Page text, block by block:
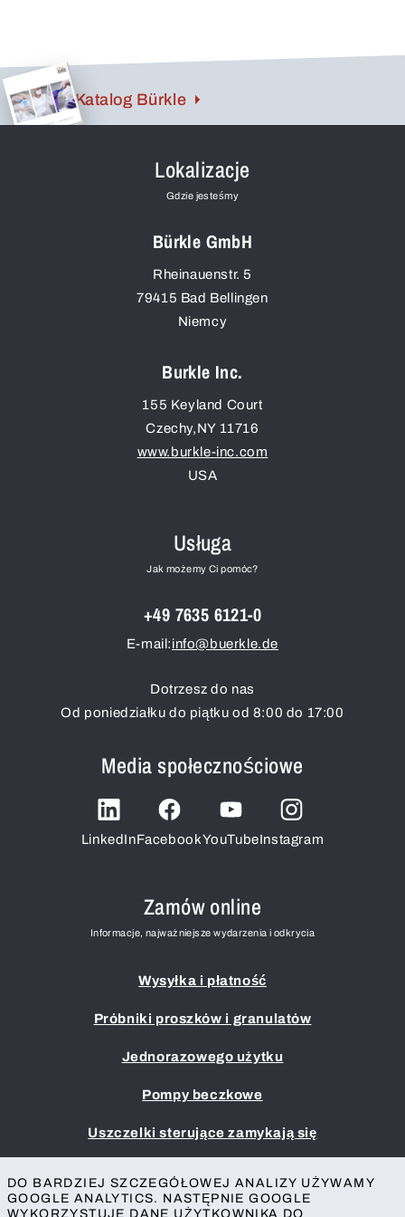
Katalog Bürkle
Lokalizacje
Gdzie jesteśmy
Bürkle GmbH
Rheinauenstr. 5
79415 Bad Bellingen
Niemcy
Burkle Inc.
155 Keyland Court
Czechy,NY 11716
www.burkle-inc.com
USA
Usługa
Jak możemy Ci pomóc?
+49 7635 6121-0
E-mail:info@buerkle.de
Dotrzesz do nas
Od poniedziałku do piątku od 8:00 do 17:00
Media społecznościowe
LinkedInFacebookYouTubeInstagram
Zamów online
Informacje, najważniejsze wydarzenia i odkrycia
Wysyłka i płatność
Próbniki proszków i granulatów
Jednorazowego użytku
Pompy beczkowe
Uszczelki sterujące zamykają się
Nadruk
DO BARDZIEJ SZCZEGÓŁOWEJ ANALIZY UŻYWAMY
GOOGLE ANALYTICS. NASTĘPNIE GOOGLE
WYKORZYSTUJE DANE UŻYTKOWNIKA DO